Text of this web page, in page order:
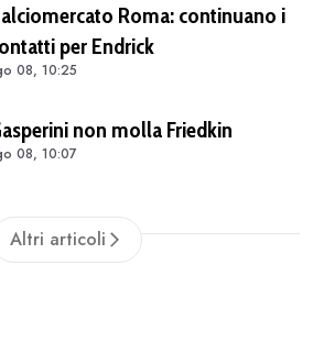
Roma: continuano i
per Endrick
08, 10:25
non molla Friedkin
08, 10:07
Altri articoli